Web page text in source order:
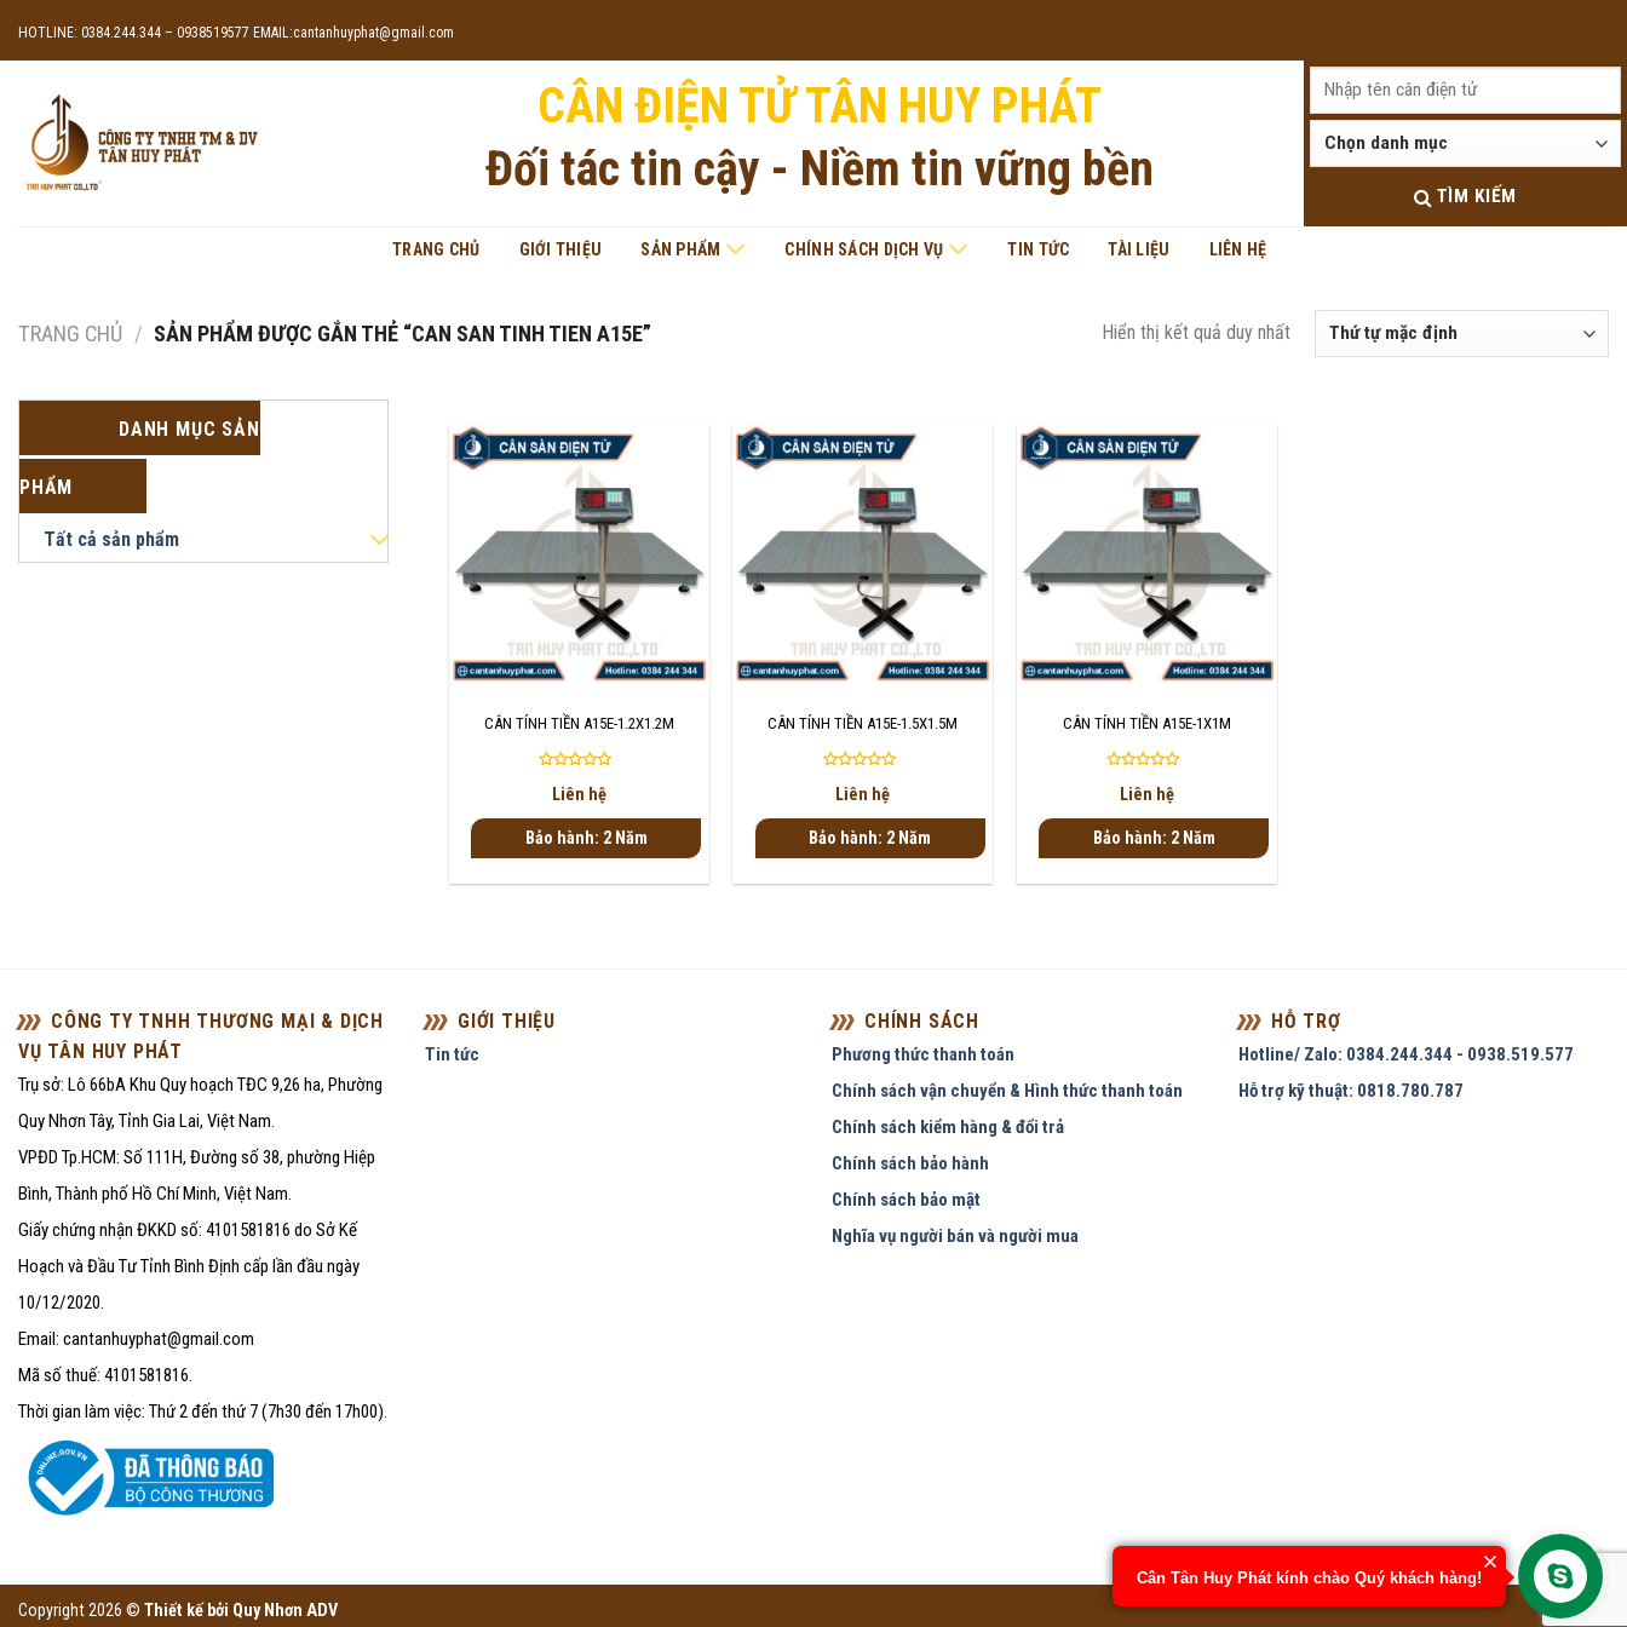
HOTLINE: 0384.244.344 – 0938519577 EMAIL:cantanhuyphat@gmail.com
CÂN ĐIỆN TỬ TÂN HUY PHÁT
Đối tác tin cậy - Niềm tin vững bền
TÌM KIẾM
TRANG CHỦ GIỚI THIỆU SẢN PHẨM CHÍNH SÁCH DỊCH VỤ TIN TỨC TÀI LIỆU LIÊN HỆ
TRANG CHỦ / SẢN PHẨM ĐƯỢC GẮN THẺ “CAN SAN TINH TIEN A15E” Hiển thị kết quả duy nhất
DANH MỤC SẢN
PHẨM
Tất cả sản phẩm
+
CÂN TÍNH TIỀN A15E-1.2X1.2M
Được
hạng
0
sao
Liên hệ
Bảo hành: 2 Năm
+
CÂN TÍNH TIỀN A15E-1.5X1.5M
Được
hạng
0
sao
Liên hệ
Bảo hành: 2 Năm
+
CÂN TÍNH TIỀN A15E-1X1M
Được
hạng
0
sao
Liên hệ
Bảo hành: 2 Năm
Cân Tân Huy Phát kính chào Quý khách hàng!
CÔNG TY TNHH THƯƠNG MẠI & DỊCH
VỤ TÂN HUY PHÁT
Trụ sở: Lô 66bA Khu Quy hoạch TĐC 9,26 ha, Phường
Quy Nhơn Tây, Tỉnh Gia Lai, Việt Nam.
VPĐD Tp.HCM: Số 111H, Đường số 38, phường Hiệp
Bình, Thành phố Hồ Chí Minh, Việt Nam.
Giấy chứng nhận ĐKKD số: 4101581816 do Sở Kế
Hoạch và Đầu Tư Tỉnh Bình Định cấp lần đầu ngày
10/12/2020.
Email: cantanhuyphat@gmail.com
Mã số thuế: 4101581816.
Thời gian làm việc: Thứ 2 đến thứ 7 (7h30 đến 17h00).
GIỚI THIỆU
Tin tức
CHÍNH SÁCH
Phương thức thanh toán
Chính sách vận chuyển & Hình thức thanh toán
Chính sách kiểm hàng & đổi trả
Chính sách bảo hành
Chính sách bảo mật
Nghĩa vụ người bán và người mua
HỖ TRỢ
Hotline/ Zalo: 0384.244.344 - 0938.519.577
Hỗ trợ kỹ thuật: 0818.780.787
Copyright 2026 © Thiết kế bởi Quy Nhơn ADV